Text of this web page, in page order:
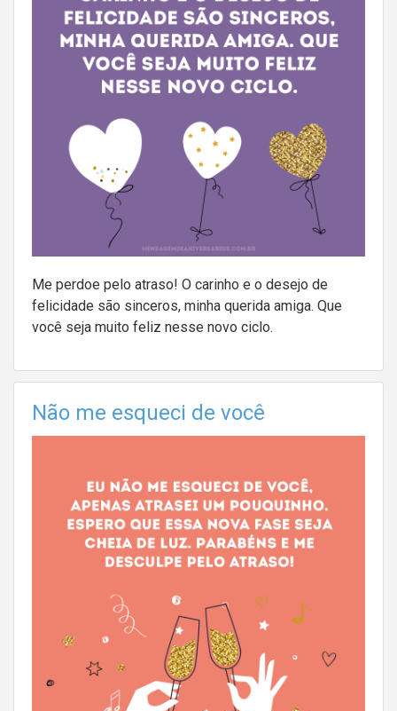
Me perdoe pelo atraso! O carinho e o desejo de
felicidade são sinceros, minha querida amiga. Que
você seja muito feliz nesse novo ciclo.
Não me esqueci de você